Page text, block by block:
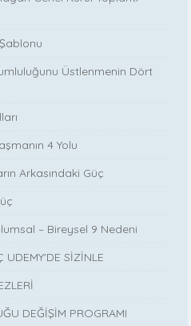
Üstlenmenin Dört
4 Yolu
Arkasındaki Güç
– Bireysel 9 Nedeni
UDEMY'DE SİZİNLE
DEĞİŞİM PROGRAMI